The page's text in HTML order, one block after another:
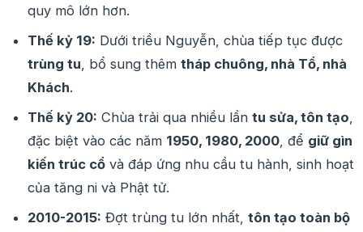
quy mô lớn hơn.
Thế kỷ 19: Dưới triều Nguyễn, chùa tiếp tục được
trùng tu, bổ sung thêm tháp chuông, nhà Tổ, nhà
Khách.
Thế kỷ 20: Chùa trải qua nhiều lần tu sửa, tôn tạo,
đặc biệt vào các năm 1950, 1980, 2000, để giữ gìn
kiến trúc cổ và đáp ứng nhu cầu tu hành, sinh hoạt
của tăng ni và Phật tử.
2010-2015: Đợt trùng tu lớn nhất, tôn tạo toàn bộ